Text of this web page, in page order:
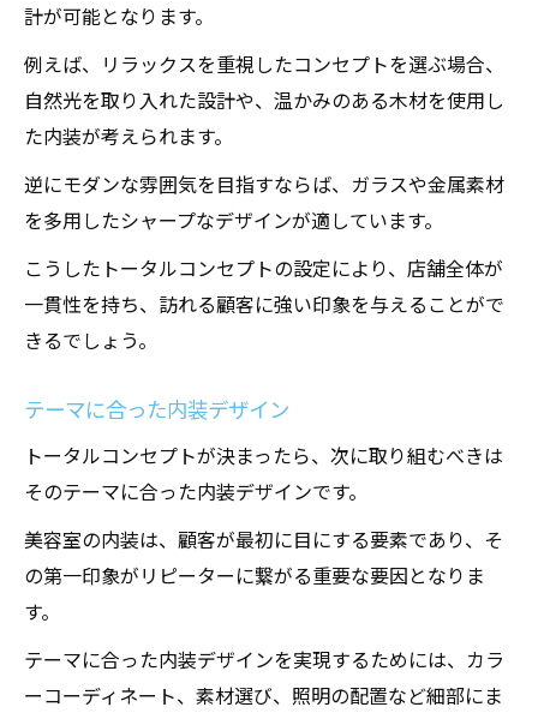
計が可能となります。
例えば、リラックスを重視したコンセプトを選ぶ場合、
自然光を取り入れた設計や、温かみのある木材を使用し
た内装が考えられます。
逆にモダンな雰囲気を目指すならば、ガラスや金属素材
を多用したシャープなデザインが適しています。
こうしたトータルコンセプトの設定により、店舗全体が
一貫性を持ち、訪れる顧客に強い印象を与えることがで
きるでしょう。
テーマに合った内装デザイン
トータルコンセプトが決まったら、次に取り組むべきは
そのテーマに合った内装デザインです。
美容室の内装は、顧客が最初に目にする要素であり、そ
の第一印象がリピーターに繋がる重要な要因となりま
す。
テーマに合った内装デザインを実現するためには、カラ
ーコーディネート、素材選び、照明の配置など細部にま